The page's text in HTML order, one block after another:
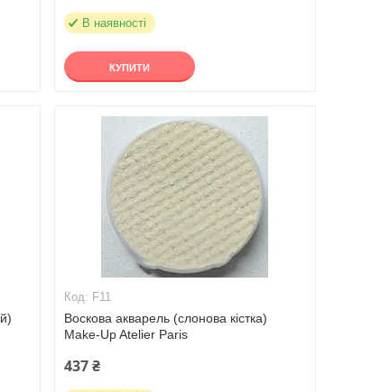
В наявності
КУПИТИ
F11
Воскова акварель (слонова кістка)
Make-Up Atelier Paris
437 ₴